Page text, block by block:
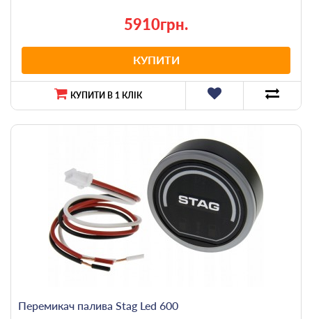
5910грн.
КУПИТИ
КУПИТИ В 1 КЛІК
Перемикач палива Stag Led 600